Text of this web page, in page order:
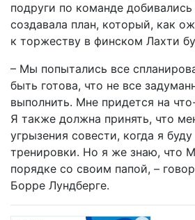
подруги по команде добивались
создавала план, который, как
к торжеству в финском Лахти
– Мы попытались все
быть готова, что не все
выполнить. Мне придется на
Я также должна принять, что
угрызения совести, когда я
тренировки. Но я же знаю, что
порядке со своим папой, –
Борре Лундберге.